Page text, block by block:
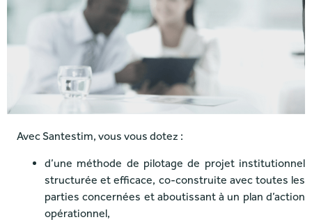
Avec Santestim, vous vous dotez :
d’une méthode de pilotage de projet institutionnel
structurée et efficace, co-construite avec toutes les
parties concernées et aboutissant à un plan d’action
opérationnel,